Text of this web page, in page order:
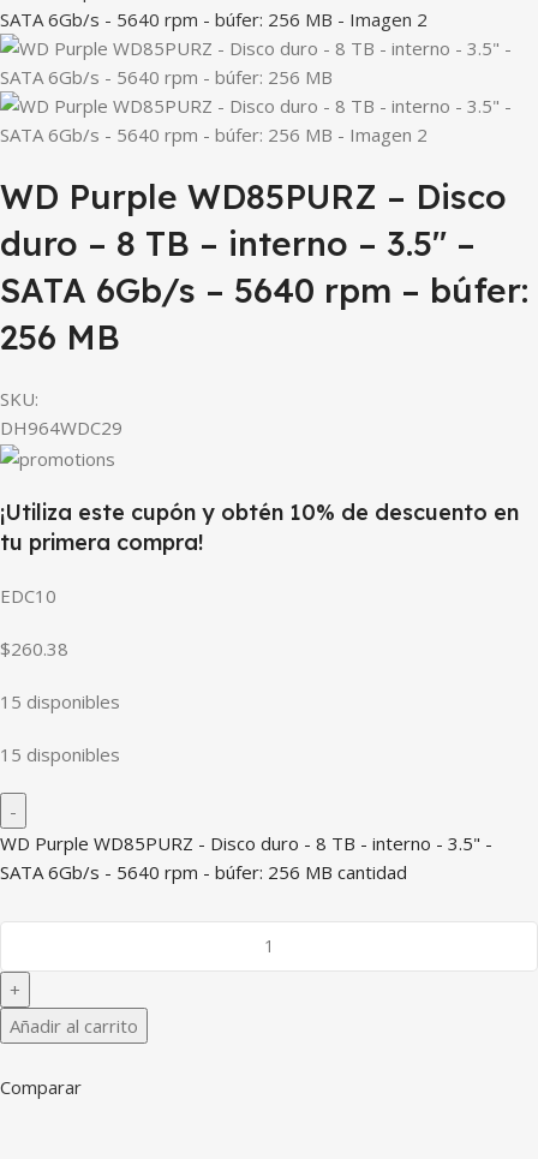
WD Purple WD85PURZ – Disco
duro – 8 TB – interno – 3.5″ –
SATA 6Gb/s – 5640 rpm – búfer:
256 MB
SKU:
DH964WDC29
¡Utiliza este cupón y obtén 10% de descuento en
tu primera compra!
EDC10
$260.38
15 disponibles
15 disponibles
WD Purple WD85PURZ - Disco duro - 8 TB - interno - 3.5" -
SATA 6Gb/s - 5640 rpm - búfer: 256 MB cantidad
Añadir al carrito
Comparar